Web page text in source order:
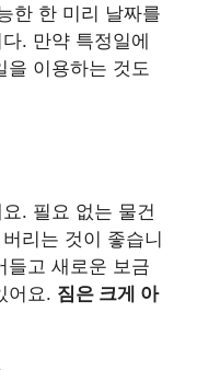
한 한 미리 날짜를
. 만약 특정일에
을 이용하는 것도
. 필요 없는 물건
리는 것이 좋습니
들고 새로운 보금
어요. 짐은 크게 아